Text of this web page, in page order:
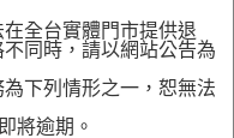
在全台實體門市提供退
同時，請以網站公告為
為下列情形之一，恕無法
將逾期。